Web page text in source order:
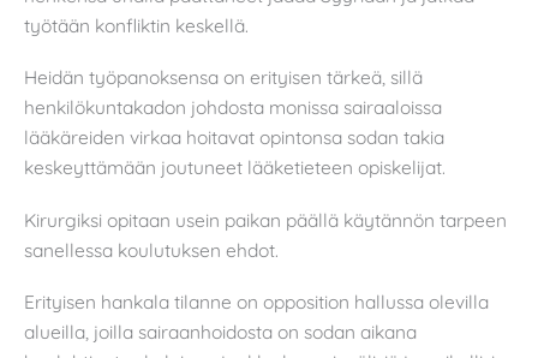
työtään konfliktin keskellä.
Heidän työpanoksensa on erityisen tärkeä, sillä
henkilökuntakadon johdosta monissa sairaaloissa
lääkäreiden virkaa hoitavat opintonsa sodan takia
keskeyttämään joutuneet lääketieteen opiskelijat.
Kirurgiksi opitaan usein paikan päällä käytännön tarpeen
sanellessa koulutuksen ehdot.
Erityisen hankala tilanne on opposition hallussa olevilla
alueilla, joilla sairaanhoidosta on sodan aikana